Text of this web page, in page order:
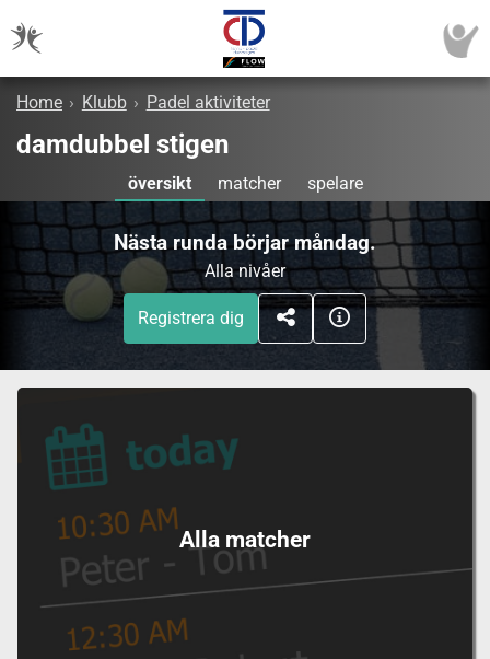
Home › Klubb › Padel aktiviteter
damdubbel stigen
översikt matcher spelare
Nästa runda börjar måndag.
Alla nivåer
Registrera dig
Alla matcher